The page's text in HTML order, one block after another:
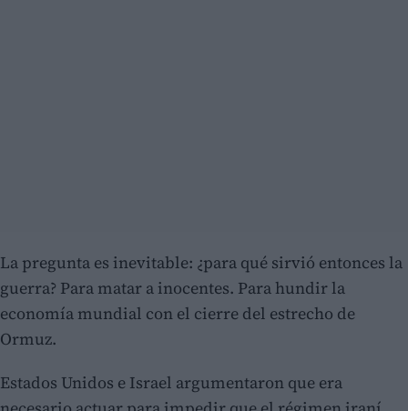
La pregunta es inevitable: ¿para qué sirvió entonces la
guerra? Para matar a inocentes. Para hundir la
economía mundial con el cierre del estrecho de
Ormuz.
Estados Unidos e Israel argumentaron que era